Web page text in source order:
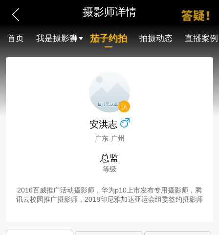
摄影师详情
首页 我是摄影狮 茄子约拍 拍摄动态 直播案例
安洪志
广东-广州
总监
等级
2016百威推广活动摄影师，华为p10上市发布专用摄影师，腾
讯云校园推广摄影师，2018印尼雅加达亚运会组委签约摄影师